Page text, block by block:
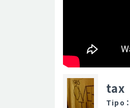
tax
Tipo ：